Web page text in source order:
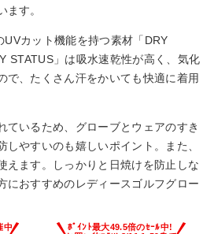
ます。
カット機能を持つ素材「DRY
STATUS」は吸水速乾性が高く、気化
で、たくさん汗をかいても快適に着用
ているため、グローブとウェアのすき
しやすいのも嬉しいポイント。また、
えます。しっかりと日焼けを防止しな
におすすめのレディースゴルフグロー